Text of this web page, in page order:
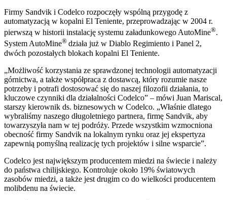
Firmy Sandvik i Codelco rozpoczęły wspólną przygodę z
automatyzacją w kopalni El Teniente, przeprowadzając w 2004 r.
pierwszą w historii instalację systemu załadunkowego AutoMine®.
System AutoMine® działa już w Diablo Regimiento i Panel 2,
dwóch pozostałych blokach kopalni El Teniente.
„Możliwość korzystania ze sprawdzonej technologii automatyzacji
górnictwa, a także współpraca z dostawcą, który rozumie nasze
potrzeby i potrafi dostosować się do naszej filozofii działania, to
kluczowe czynniki dla działalności Codelco” – mówi Juan Mariscal,
starszy kierownik ds. biznesowych w Codelco. „Właśnie dlatego
wybraliśmy naszego długoletniego partnera, firmę Sandvik, aby
towarzyszyła nam w tej podróży. Przede wszystkim wzmocniona
obecność firmy Sandvik na lokalnym rynku oraz jej ekspertyza
zapewnią pomyślną realizację tych projektów i silne wsparcie”.
Codelco jest największym producentem miedzi na świecie i należy
do państwa chilijskiego. Kontroluje około 19% światowych
zasobów miedzi, a także jest drugim co do wielkości producentem
molibdenu na świecie.